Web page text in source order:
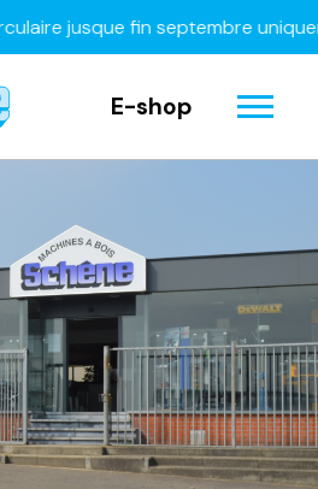
jusque fin septembre
E-shop